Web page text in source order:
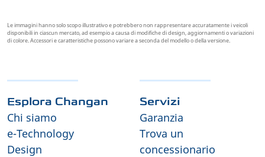
Le immagini hanno solo scopo illustrativo e potrebbero non rappresentare accuratamente i veicoli
disponibili in ciascun mercato, ad esempio a causa di modifiche di design, aggiornamenti o variazioni
di colore. Accessori e caratteristiche possono variare a seconda del modello o della versione.
Esplora Changan
Chi siamo
e-Technology
Design
Servizi
Garanzia
Trova un
concessionario